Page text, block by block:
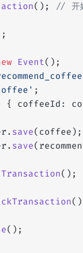
();
// 开
;
Event();
;
{ coffeeId:
save(coffee);
save
();
();